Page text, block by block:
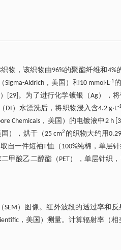
物，该织物由96%的聚酯纤维和4%
Aldrich，美国）和10 mmol·L-1
。为了进行化学镀银（Ag），将
DI）水漂洗后，将织物浸入含4.2 g·L-1
Chemicals，美国）的电镀液中2
），烘干（25 cm2 的织物大约用
一件短袖T恤（100%纯棉，单层针
甲酸乙二醇酯（PET），单层针织，
SEM）图像。红外波段的透过率和反
，美国）测量。计算辐射率（